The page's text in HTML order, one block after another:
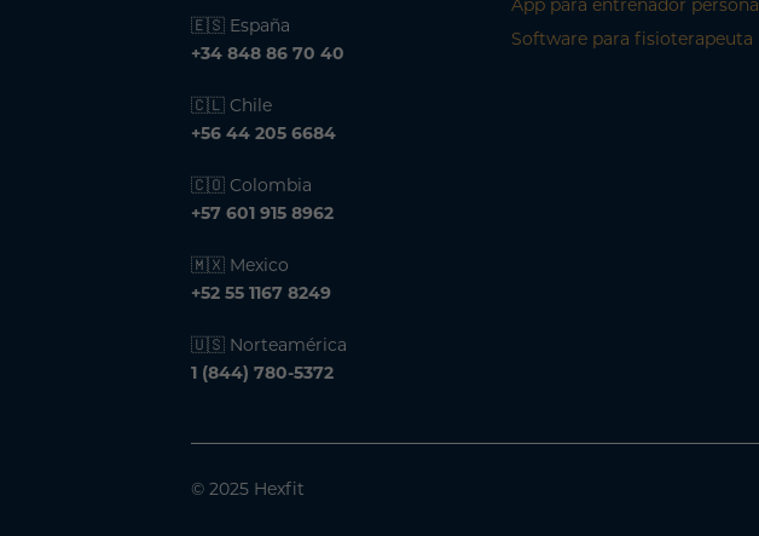
🇪🇸 España
+34 848 86 70 40
🇨🇱 Chile
+56 44 205 6684
🇨🇴 Colombia
+57 601 915 8962
🇲🇽 Mexico
+52 55 1167 8249
🇺🇸 Norteamérica
1 (844) 780-5372
App para entrenador personal
Software para fisioterapeuta
© 2025 Hexfit